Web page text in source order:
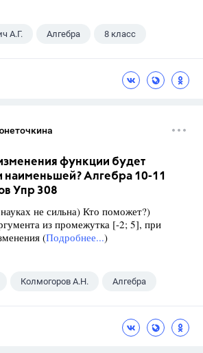
А.Г. Алгебра 8 класс
функции будет
наименьшей? Алгебра 10-11
Упр 308
не сильна) Кто поможет?)
из промежутка [-2; 5], при
(Подробнее...)
Колмогоров А.Н. Алгебра